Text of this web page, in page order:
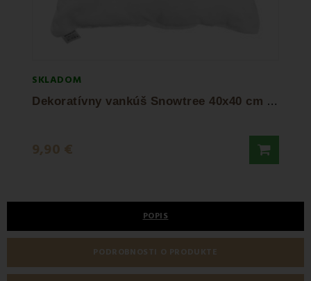
SKLADOM
D
ekoratívny vankúš Snowtree 40x40 cm EMI
9,90 €
POPIS
PODROBNOSTI O PRODUKTE